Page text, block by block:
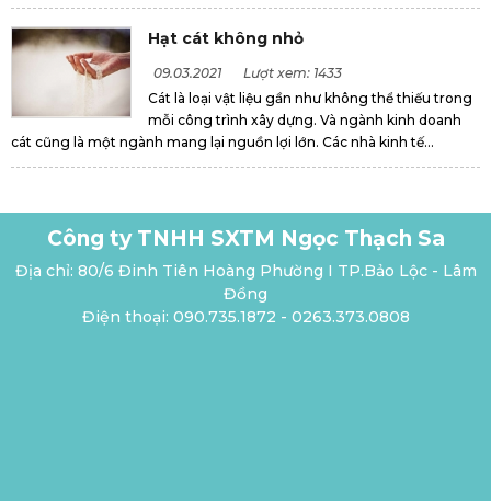
Hạt cát không nhỏ
09.03.2021
Lượt xem: 1433
Cát là loại vật liệu gần như không thể thiếu trong
mỗi công trình xây dựng. Và ngành kinh doanh
cát cũng là một ngành mang lại nguồn lợi lớn. Các nhà kinh tế...
Công ty TNHH SXTM Ngọc Thạch Sa
Địa chỉ: 80/6 Đinh Tiên Hoàng Phường I TP.Bảo Lộc - Lâm
Đồng
Điện thoại: 090.735.1872 - 0263.373.0808